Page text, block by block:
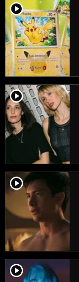
player2
player2
player2
player2